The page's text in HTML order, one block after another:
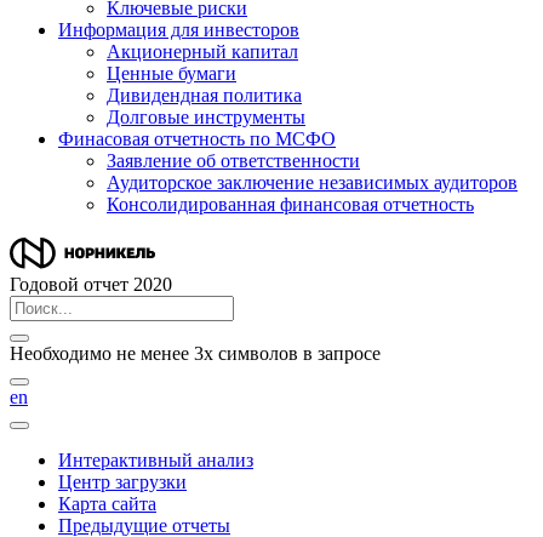
Ключевые риски
Информация для инвесторов
Акционерный капитал
Ценные бумаги
Дивидендная политика
Долговые инструменты
Финасовая отчетность по МСФО
Заявление об ответственности
Аудиторское заключение независимых аудиторов
Консолидированная финансовая отчетность
Годовой отчет 2020
Необходимо не менее 3х символов в запросе
en
Интерактивный анализ
Центр загрузки
Карта сайта
Предыдущие отчеты